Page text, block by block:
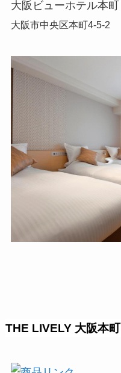
大阪ビューホテル本町
大阪市中央区本町4-5-2
THE LIVELY 大阪本町